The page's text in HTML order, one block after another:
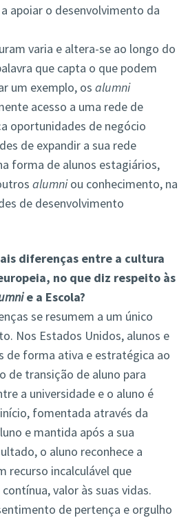
apoiar o desenvolvimento da
varia e altera-se ao longo do
que capta o que podem
um exemplo, os alumni
acesso a uma rede de
oportunidades de negócio
de expandir a sua rede
forma de alunos estagiários,
alumniou conhecimento, na
de desenvolvimento
diferenças entre a cultura
no que diz respeito às
e a Escola?
se resumem a um único
Nos Estados Unidos, alunos e
de forma ativa e estratégica ao
de transição de aluno para
a universidade e o aluno é
fomentada através da
e mantida após a sua
o aluno reconhece a
recurso incalculável que
valor às suas vidas.
de pertença e orgulho